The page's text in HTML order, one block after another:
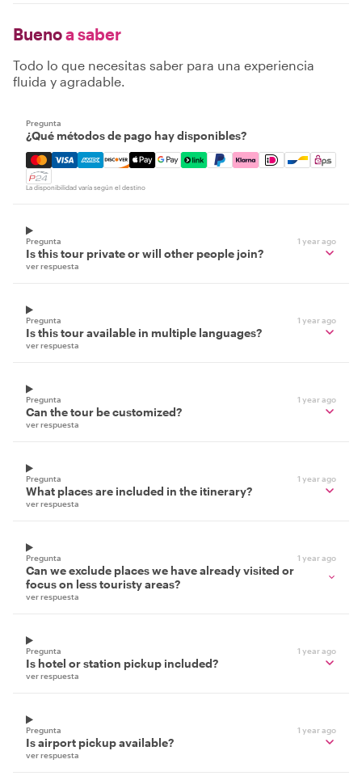
Buenoa saber
Todo lo que necesitas saber para una experiencia
fluida y agradable.
Pregunta
¿Qué métodos de pago hay disponibles?
Mastercard, Visa, Amex, Discover, Apple Pay, Google
La disponibilidad varía según el destino
Pregunta 1 year ago
Is this tour private or will other people join?
ver respuesta
Pregunta 1 year ago
Is this tour available in multiple languages?
ver respuesta
Pregunta 1 year ago
Can the tour be customized?
ver respuesta
Pregunta 1 year ago
What places are included in the itinerary?
ver respuesta
Pregunta 1 year ago
Can we exclude places we have already visited or
focus on less touristy areas?
ver respuesta
Pregunta 1 year ago
Is hotel or station pickup included?
ver respuesta
Pregunta 1 year ago
Is airport pickup available?
ver respuesta